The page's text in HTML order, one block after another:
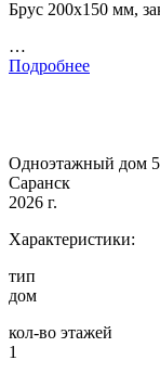
Брус 200х150 мм,
…
Подробнее
Одноэтажный дом
Саранск
2026 г.
Характеристики:
тип
дом
кол-во этажей
1